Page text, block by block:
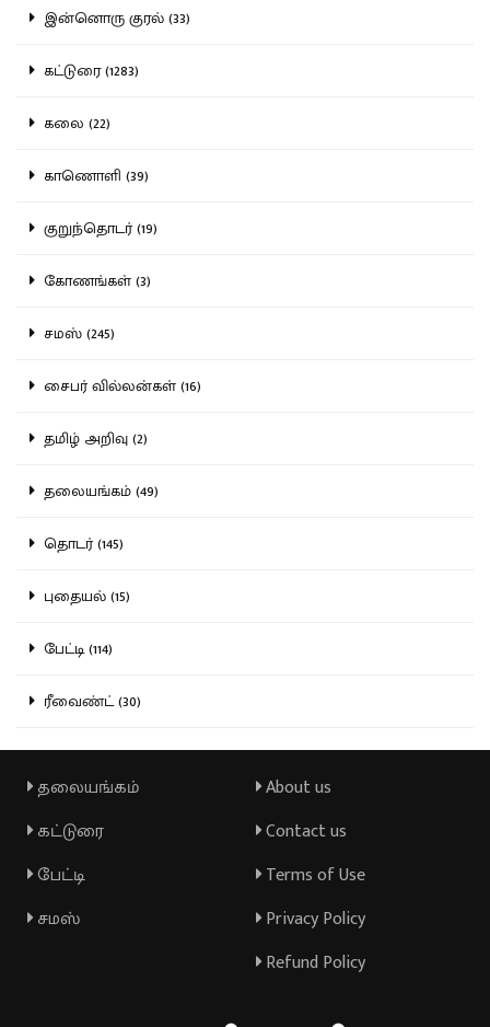
இன்னொரு குரல் (33)
கட்டுரை (1283)
கலை (22)
காணொளி (39)
குறுந்தொடர் (19)
கோணங்கள் (3)
சமஸ் (245)
சைபர் வில்லன்கள் (16)
தமிழ் அறிவு (2)
தலையங்கம் (49)
தொடர் (145)
புதையல் (15)
பேட்டி (114)
ரீவைண்ட் (30)
தலையங்கம்
கட்டுரை
பேட்டி
சமஸ்
About us
Contact us
Terms of Use
Privacy Policy
Refund Policy